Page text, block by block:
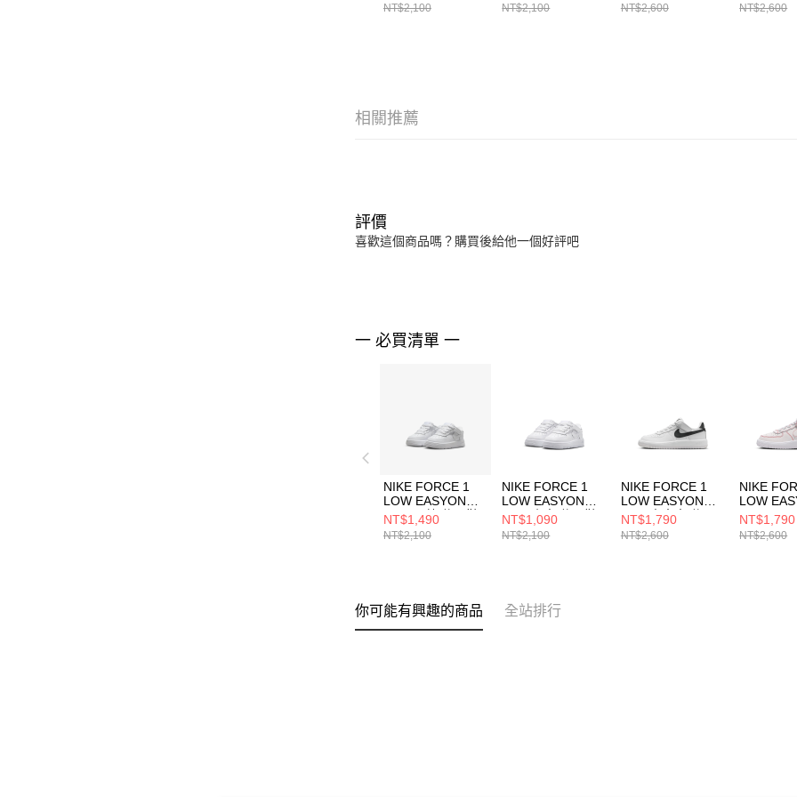
NT$2,100 NT$2,100 NT$2,600 NT$2,600
相關推薦
評價
喜歡這個商品嗎？購買後給他一個好評吧
一 必買清單 一
NIKE FORCE 1
LOW EASYON
(TD) 嬰幼 休閒鞋
IH4491101
NT$1,490
NT$2,100
NIKE FORCE 1
LOW EASYON
(TD) 小童 休閒鞋
FN0236111
NT$1,090
NT$2,100
NIKE FORCE 1
LOW EASYON
(PS) 中大童 休閒
鞋 IH4498100
NT$1,790
NT$2,600
NIKE
LOW
LV8 1
休閒鞋
NT$1,790
NT$2,600
你可能有興趣的商品 全站排行